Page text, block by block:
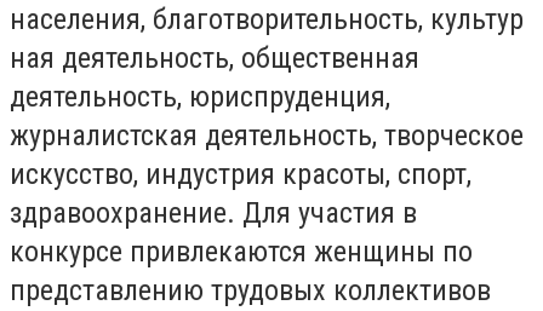
населения, благотворительность, культур
ная деятельность, общественная
деятельность, юриспруденция,
журналистская деятельность, творческое
искусство, индустрия красоты, спорт,
здравоохранение. Для участия в
конкурсе привлекаются женщины по
представлению трудовых коллективов